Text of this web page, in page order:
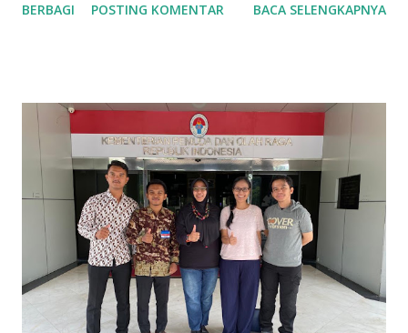
tetapi juga dari eleman pemuda yang memiliki potensi
permasalahan didalam masyarakat. Apa itu sociopreneur ?
Sociopreneur adalah usaha atau bisnis yang tidak hanya
mengambil keuntungan semata namun ada unsur sosial di
dalamnya. Usaha yang bertujuan untuk berkontribusi bagi
orang banyak. Ada banyak ragam dan jenis usaha untuk
menjadi sociopreneur, mulai dari lingkungan, kesehatan,
pendidikan, pertanian dan peternakan, tergantung kepada
orang yang melakukannya. Ada 3 hal yang bisa dilakukan
untuk memulai langkah menjadi s ociopreneur , yait...
BERBAGI POSTING KOMENTAR BACA SELENGKAPNYA